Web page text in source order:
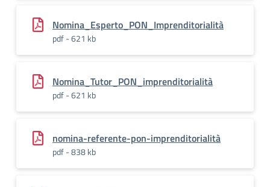
Nomina_Esperto_PON_Imprenditorialità
pdf - 621 kb
Nomina_Tutor_PON_imprenditorialità
pdf - 621 kb
nomina-referente-pon-imprenditorialità
pdf - 838 kb